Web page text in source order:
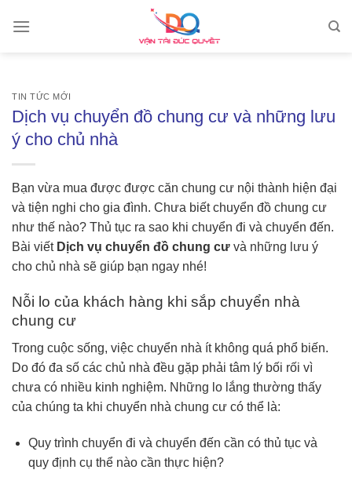
TIN TỨC MỚI
Dịch vụ chuyển đồ chung cư và những lưu
ý cho chủ nhà
Bạn vừa mua được được căn chung cư nội thành hiện đại
và tiện nghi cho gia đình. Chưa biết chuyển đồ chung cư
như thế nào? Thủ tục ra sao khi chuyển đi và chuyển đến.
Bài viết Dịch vụ chuyển đồ chung cư và những lưu ý
cho chủ nhà sẽ giúp bạn ngay nhé!
Nỗi lo của khách hàng khi sắp chuyển nhà
chung cư
Trong cuộc sống, việc chuyển nhà ít không quá phổ biến.
Do đó đa số các chủ nhà đều gặp phải tâm lý bối rối vì
chưa có nhiều kinh nghiệm. Những lo lắng thường thấy
của chúng ta khi chuyển nhà chung cư có thể là:
Quy trình chuyển đi và chuyển đến cần có thủ tục và
quy định cụ thể nào cần thực hiện?